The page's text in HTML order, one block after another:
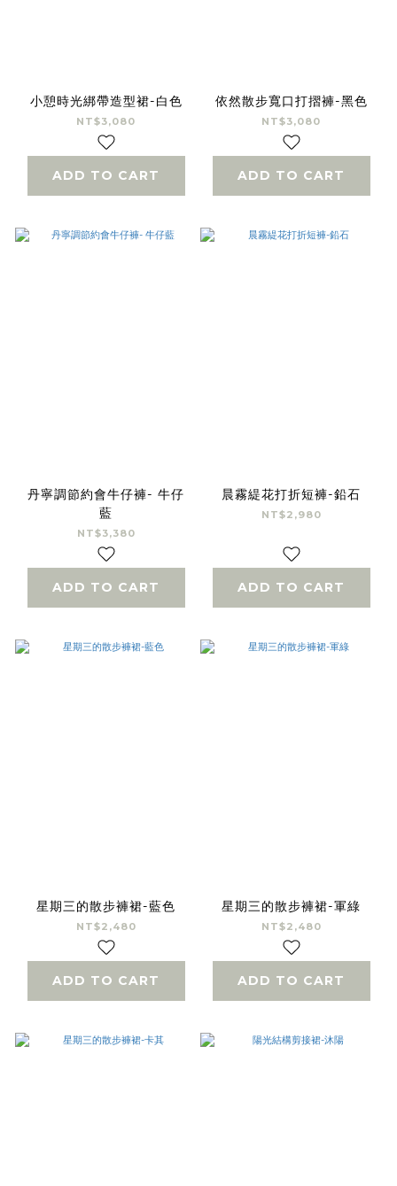
小憩時光綁帶造型裙-白色
NT$3,080
ADD TO CART
依然散步寬口打摺褲-黑色
NT$3,080
ADD TO CART
丹寧調節約會牛仔褲- 牛仔
藍
NT$3,380
ADD TO CART
晨霧緹花打折短褲-鉛石
NT$2,980
ADD TO CART
星期三的散步褲裙-藍色
NT$2,480
ADD TO CART
星期三的散步褲裙-軍綠
NT$2,480
ADD TO CART